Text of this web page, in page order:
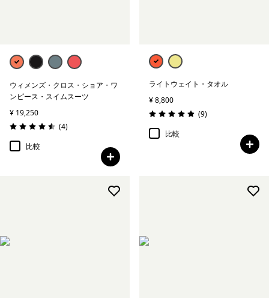
ウィメンズ・クロス・ショア・ワ
ンピース・スイムスーツ
¥ 19,250
評価: 4.5 / 5
(4レビュー
)
比較
ライトウェイト・タオル
¥ 8,800
評価: 4.9 / 5
(9レビュー
)
比較